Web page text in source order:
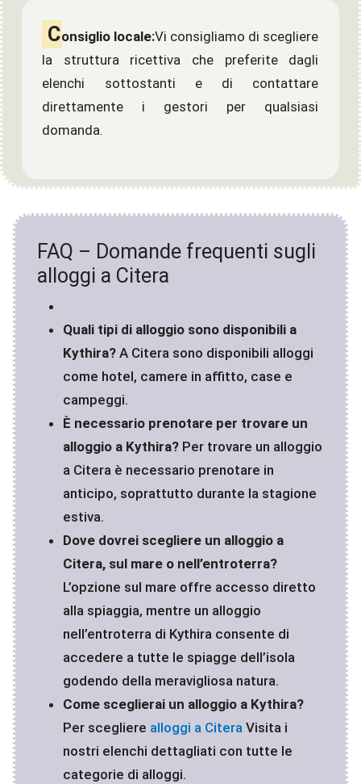
Consiglio locale:Vi consigliamo di scegliere
la struttura ricettiva che preferite dagli
elenchi sottostanti e di contattare
direttamente i gestori per qualsiasi
domanda.
FAQ – Domande frequenti sugli
alloggi a Citera
Quali tipi di alloggio sono disponibili a
Kythira?A Citera sono disponibili alloggi
come hotel, camere in affitto, case e
campeggi.
È necessario prenotare per trovare un
alloggio a Kythira?Per trovare un alloggio
a Citera è necessario prenotare in
anticipo, soprattutto durante la stagione
estiva.
Dove dovrei scegliere un alloggio a
Citera, sul mare o nell’entroterra?
L’opzione sul mare offre accesso diretto
alla spiaggia, mentre un alloggio
nell’entroterra di Kythira consente di
accedere a tutte le spiagge dell’isola
godendo della meravigliosa natura.
Come sceglierai un alloggio a Kythira?
Per scegliere alloggi a CiteraVisita i
nostri elenchi dettagliati con tutte le
categorie di alloggi.